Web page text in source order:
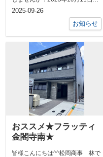
（土）～13日（月・祝）北野天満
2025-09-26
お知らせ
おススメ★フラッティ
金閣寺南★
皆様こんにちは^^松岡商事 林で